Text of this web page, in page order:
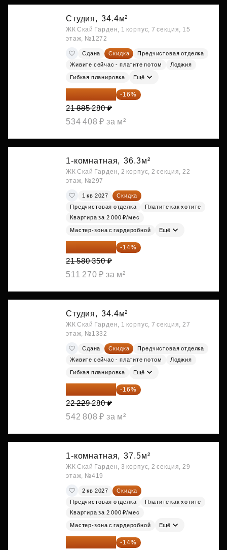
Студия, 34.4м²
ЖК Скай Гарден, 1 корпус, 7 секция, 15
этаж, №1272
Сдана Скидка
Предчистовая отделка
Живите сейчас - платите потом
Лоджия
Гибкая планировка Ещё
18 383 635 ₽ -16%
21 885 280 ₽
534 408 ₽ за м²
1-комнатная, 36.3м²
ЖК Скай Гарден, 2 корпус, 2 секция, 22
этаж, №297
1 кв 2027
Скидка
Предчистовая отделка
Платите как хотите
Квартира за 2 000 ₽/мес
Мастер-зона с гардеробной Ещё
18 559 101 ₽ -14%
21 580 350 ₽
511 270 ₽ за м²
Студия, 34.4м²
ЖК Скай Гарден, 1 корпус, 7 секция, 27
этаж, №1332
Сдана Скидка
Предчистовая отделка
Живите сейчас - платите потом
Лоджия
Гибкая планировка Ещё
18 672 595 ₽ -16%
22 229 280 ₽
542 808 ₽ за м²
1-комнатная, 37.5м²
ЖК Скай Гарден, 3 корпус, 2 секция, 29
этаж, №419
2 кв 2027
Скидка
Предчистовая отделка
Платите как хотите
Квартира за 2 000 ₽/мес
Мастер-зона с гардеробной Ещё
18 721 125 ₽ -14%